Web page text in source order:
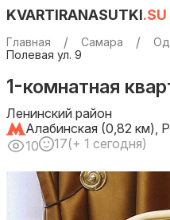
KVARTIRANASUTKI.SU
Главная Самара
Полевая ул. 9
1-комнатная
Ленинский район
Алабинская (0,82 км),
10
17(+ 1 сегодня)